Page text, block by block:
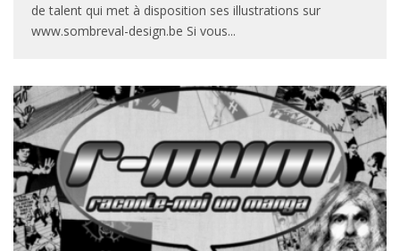
de talent qui met à disposition ses illustrations sur
www.sombreval-design.be Si vous...